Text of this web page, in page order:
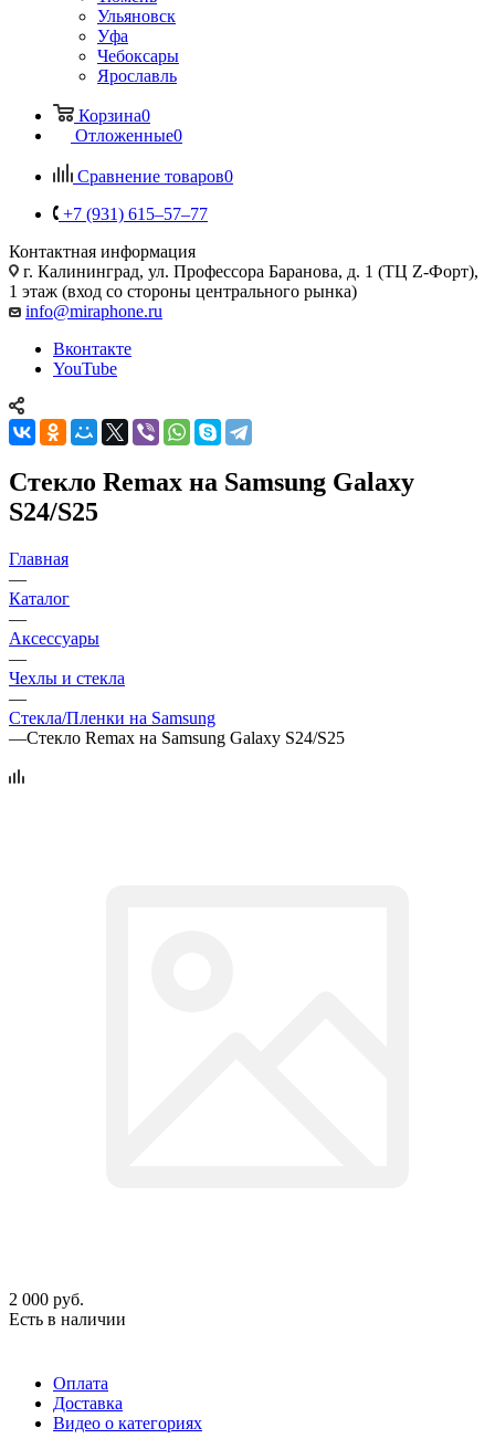
Ульяновск
Уфа
Чебоксары
Ярославль
Корзина0
Отложенные0
Сравнение товаров0
+7 (931) 615‒57‒77
Контактная информация
г. Калининград, ул. Профессора Баранова, д. 1 (ТЦ Z-Форт),
1 этаж (вход со стороны центрального рынка)
info@miraphone.ru
Вконтакте
YouTube
Стекло Remax на Samsung Galaxy
S24/S25
Главная
—
Каталог
—
Аксессуары
—
Чехлы и стекла
—
Стекла/Пленки на Samsung
—Стекло Remax на Samsung Galaxy S24/S25
2 000 руб.
Есть в наличии
Оплата
Доставка
Видео о категориях